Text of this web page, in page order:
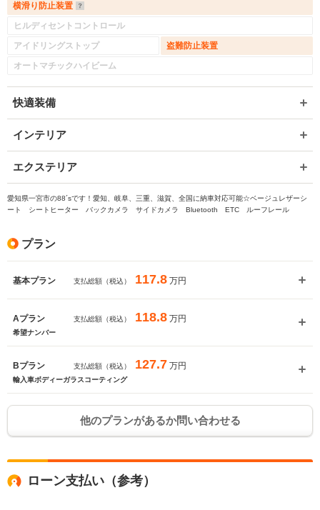
横滑り防止装置
ヒルディセントコントロール
アイドリングストップ
盗難防止装置
オートマチックハイビーム
快適装備
インテリア
エクステリア
愛知県一宮市の88´sです！愛知、岐阜、三重、滋賀、全国に納車対応可能☆ベージュレザーシ
ート シートヒーター バックカメラ サイドカメラ Bluetooth ETC ルーフレール
プラン
基本プラン 支払総額（税込） 117.8 万円
Aプラン 支払総額（税込） 118.8 万円
希望ナンバー
Bプラン 支払総額（税込） 127.7 万円
輸入車ボディーガラスコーティング
他のプランがあるか問い合わせる
ローン支払い（参考）